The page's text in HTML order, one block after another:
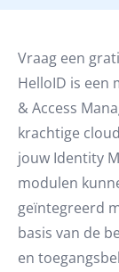
Vraag een
HelloID is een
& Access
krachtige
jouw Identity
modulen
geïntegreerd
basis van de
en